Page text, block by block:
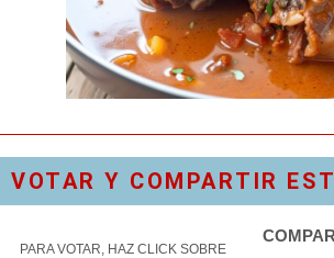
VOTAR Y COMPARTIR
PARA VOTAR, HAZ CLICK SOBRE